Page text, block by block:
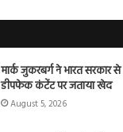
मार्क जुकरबर्ग ने भारत सरकार
डीपफेक कंटेंट पर जताया खेद
August 5, 2026